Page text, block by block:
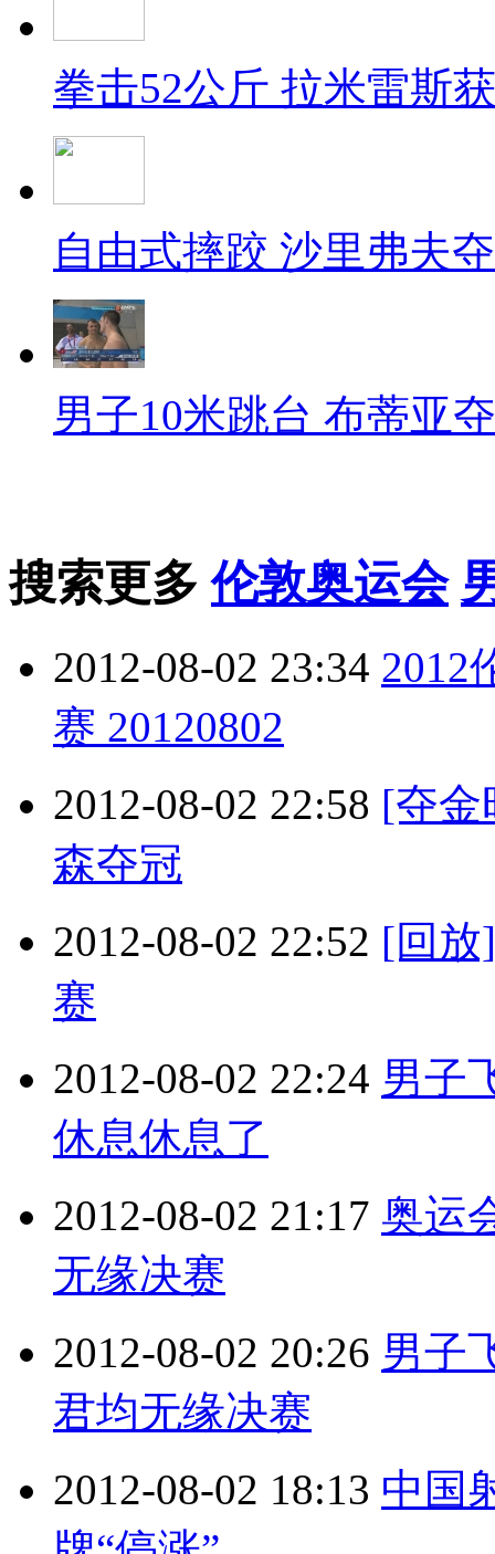
拳击52公斤 拉米雷斯
自由式摔跤 沙里弗夫
男子10米跳台 布蒂亚
搜索更多伦敦奥运会
2012-08-02 23:34 2012
赛 20120802
2012-08-02 22:58 [夺金
森夺冠
2012-08-02 22:52 [回放
赛
2012-08-02 22:24 男子
休息休息了
2012-08-02 21:17 奥运
无缘决赛
2012-08-02 20:26 男子
君均无缘决赛
2012-08-02 18:13 中国